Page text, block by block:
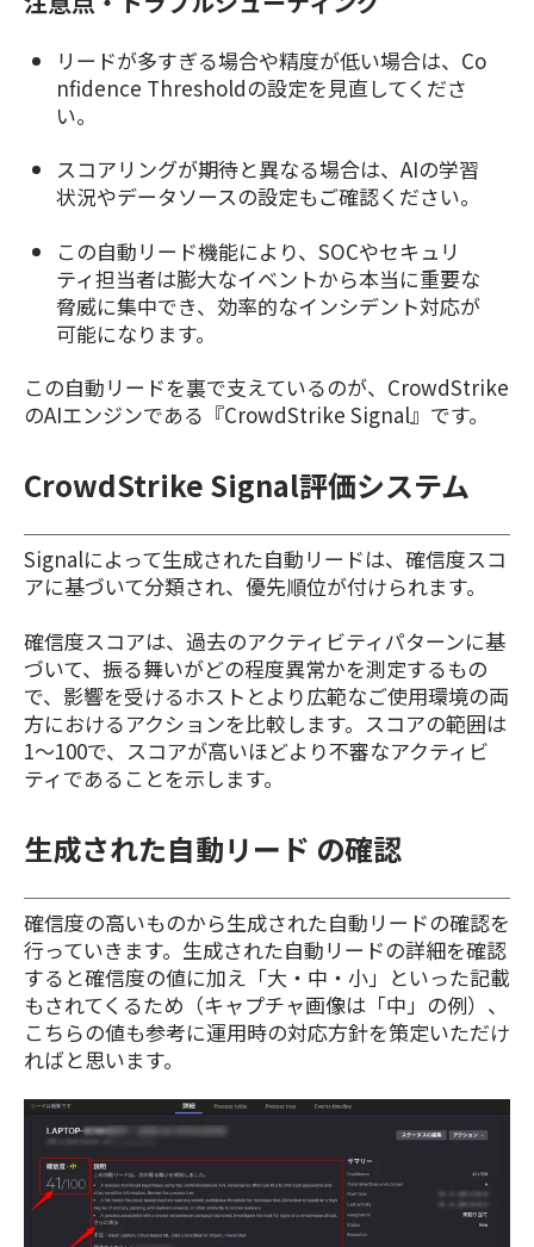
リードが多すぎる場合や精度が低い場合は、Co
nfidence Thresholdの設定を見直してくださ
い。
スコアリングが期待と異なる場合は、AIの学習
状況やデータソースの設定もご確認ください。
この自動リード機能により、SOCやセキュリ
ティ担当者は膨大なイベントから本当に重要な
脅威に集中でき、効率的なインシデント対応が
可能になります。
この自動リードを裏で支えているのが、CrowdStrike
のAIエンジンである『CrowdStrike Signal』です。
CrowdStrike Signal評価システム
Signalによって生成された自動リードは、確信度スコ
アに基づいて分類され、優先順位が付けられます。
確信度スコアは、過去のアクティビティパターンに基
づいて、振る舞いがどの程度異常かを測定するもの
で、影響を受けるホストとより広範なご使用環境の両
方におけるアクションを比較します。スコアの範囲は
1～100で、スコアが高いほどより不審なアクティビ
ティであることを示します。
生成された自動リード の確認
確信度の高いものから生成された自動リードの確認を
行っていきます。生成された自動リードの詳細を確認
すると確信度の値に加え「大・中・小」といった記載
もされてくるため（キャプチャ画像は「中」の例）、
こちらの値も参考に運用時の対応方針を策定いただけ
ればと思います。